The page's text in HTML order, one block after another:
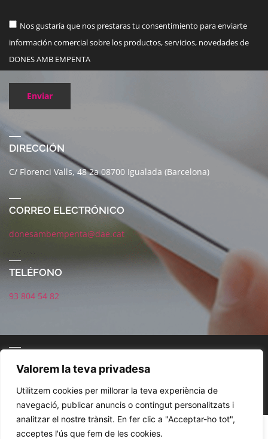
Valorem la teva privadesa
Utilitzem cookies per millorar la teva experiència de
navegació, publicar anuncis o contingut personalitzats i
analitzar el nostre trànsit. En fer clic a "Acceptar-ho tot",
acceptes l'ús que fem de les cookies.
Nos gustaría que nos prestaras tu consentimiento para enviarte
información comercial sobre los productos, servicios, novedades de
DONES AMB EMPENTA
Enviar
DIRECCIÓN
C/ Florenci Valls, 48 2a 08700 Igualada (Barcelona)
CORREO ELECTRÓNICO
donesambempenta@dae.cat
TELÉFONO
93 804 54 82
POLÍTICA DE REDES SOCIALESAVISO LEGALPOLÍTICA DE PRIVACIDAD